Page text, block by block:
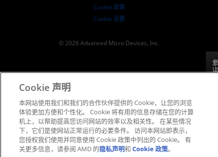
Cookie 政策
Cookie 设置
© 2026 Advanced Micro Devices, Inc.
Cookie 声明
本网站使用我们和我们的合作伙伴提供的 Cookie，让您的浏览
体验更加方便和个性化。 Cookie 将有用的信息存储在您的计算
机上，以帮助提高您访问网站的效率以及相关性。 在某些情况
下，它们是使网站正常运行的必要条件。 访问本网站即表示，
您授权我们使用并同意使用 Cookie 政策中列出的 Cookie。 有
关更多信息，请参阅 AMD 的隐私声明和Cookie 政策。